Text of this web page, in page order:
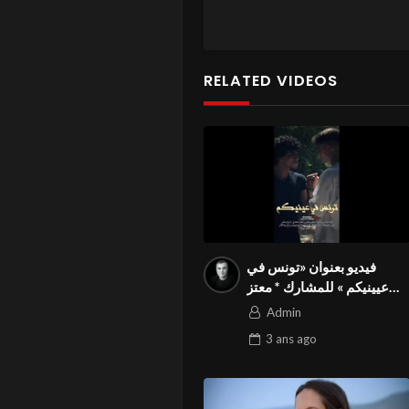
RELATED VIDEOS
فيديو بعنوان «تونس في
عيينيكم » للمشارك * معتز
العوني* من تونس في
تونسي بالمهرجان الدولي
Admin
3 ans ago